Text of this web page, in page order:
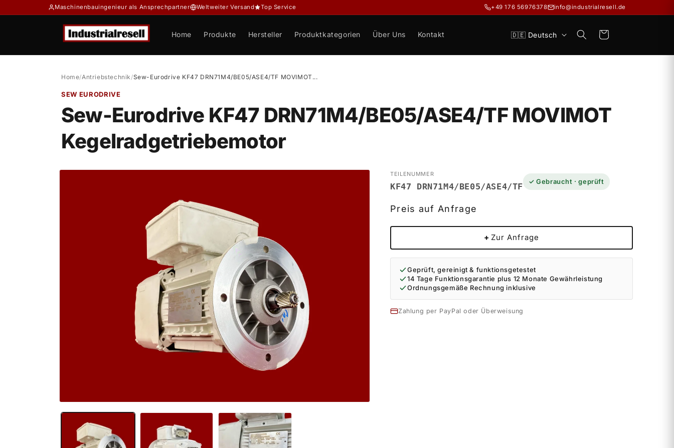
Maschinenbauingenieur als Ansprechpartner Weltweiter Versand Top Service +49 176 56976378 info@industrialresell.de
Home Produkte Hersteller Produktkategorien Über Uns Kontakt
S
h
🇩🇪 Deutsch Warenkorb
Home/Antriebstechnik /Sew-Eurodrive KF47 DRN71M4/BE05/ASE4/TF MOVIMOT...
SEW EURODRIVE
Sew-Eurodrive KF47 DRN71M4/BE05/ASE4/TF MOVIMOT
Kegelradgetriebemotor
TEILENUMMER
KF47 DRN71M4/BE05/ASE4/TF ✓ Gebraucht · geprüft
Preis auf Anfrage
+ Zur Anfrage
Geprüft, gereinigt & funktionsgetestet
14 Tage Funktionsgarantie plus 12 Monate Gewährleistung
Ordnungsgemäße Rechnung inklusive
Zahlung per PayPal oder Überweisung